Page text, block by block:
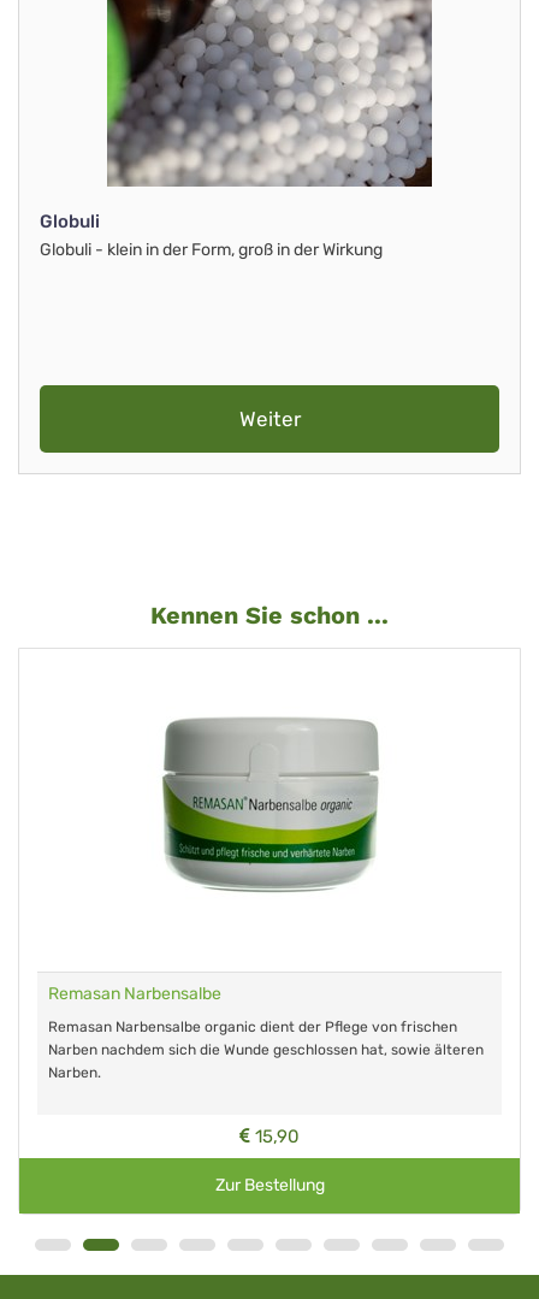
Globuli
Globuli - klein in der Form, groß in der Wirkung
Weiter
Kennen Sie schon ...
Remasan Narbensalbe
Remasan Narbensalbe organic dient der Pflege von frischen
Narben nachdem sich die Wunde geschlossen hat, sowie älteren
Narben.
15,90
Zur Bestellung